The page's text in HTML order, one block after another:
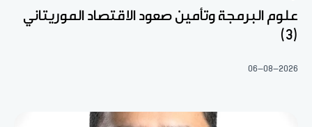
علوم البرمجة وتأمين صعود الاقتصاد الموريتاني
(3)
06-08-2026